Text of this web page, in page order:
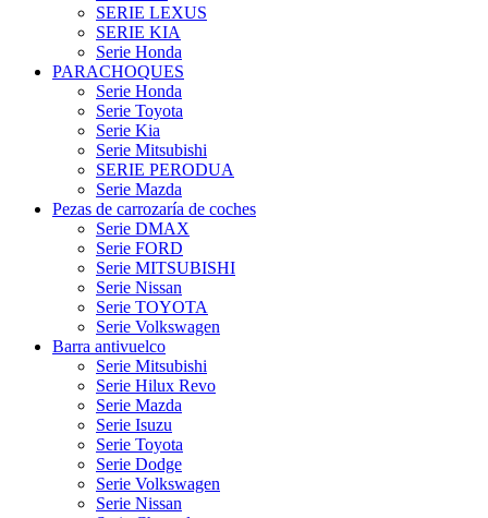
SERIE LEXUS
SERIE KIA
Serie Honda
PARACHOQUES
Serie Honda
Serie Toyota
Serie Kia
Serie Mitsubishi
SERIE PERODUA
Serie Mazda
Pezas de carrozaría de coches
Serie DMAX
Serie FORD
Serie MITSUBISHI
Serie Nissan
Serie TOYOTA
Serie Volkswagen
Barra antivuelco
Serie Mitsubishi
Serie Hilux Revo
Serie Mazda
Serie Isuzu
Serie Toyota
Serie Dodge
Serie Volkswagen
Serie Nissan